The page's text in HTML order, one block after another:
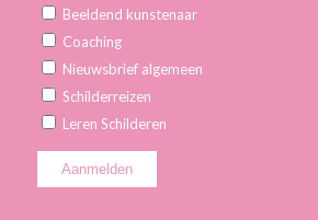
Beeldend kunstenaar
Coaching
Nieuwsbrief algemeen
Schilderreizen
Leren Schilderen